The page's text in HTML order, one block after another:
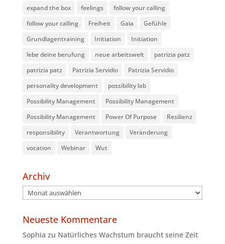
expand the box
feelings
follow your calling
follow your calling
Freiheit Gaia
Gefühle
Grundlagentraining
Initiation
Initiation
lebe deine berufung
neue arbeitswelt
patrizia patz
patrizia patz
Patrizia Servidio
Patrizia Servidio
personality development
possibility lab
Possibility Management
Possibility Management
Possibility Management
Power Of Purpose
Resilienz
responsibility
Verantwortung
Veränderung
vocation
Webinar Wut
Archiv
Archiv
Neueste Kommentare
Sophia zu Natürliches Wachstum braucht seine Zeit